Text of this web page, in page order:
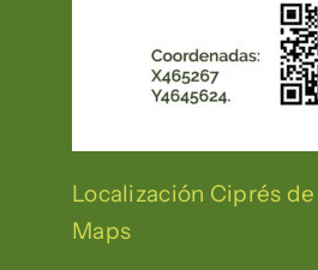
Localización Ciprés
Maps